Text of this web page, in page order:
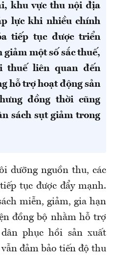
khu vực thu nội địa
lực khi nhiều chính
tiếp tục được triển
một số sắc thuế,
thuế liên quan đến
hỗ trợ hoạt động sản
đồng thời cũng
sách sụt giảm trong
dưỡng nguồn thu, các
tục được đẩy mạnh.
miễn, giảm, gia hạn
đồng bộ nhằm hỗ trợ
phục hồi sản xuất
đảm bảo tiến độ thu